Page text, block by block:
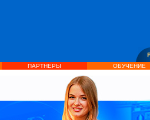
ПАРТНЕРЫ ОБУЧЕНИЕ